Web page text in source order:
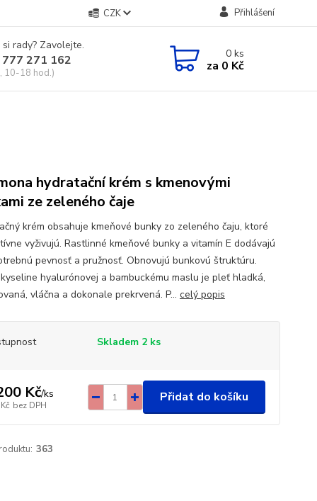
CZK Přihlášení
rady? Zavolejte.
271 162
10-18 hod.)
0ks
za 0 Kč
hydratační krém s kmenovými
ze zeleného čaje
krém obsahuje kmeňové bunky zo zeleného čaju, ktoré
vyživujú. Rastlinné kmeňové bunky a vitamín E dodávajú
pevnosť a pružnosť. Obnovujú bunkovú štruktúru.
hyalurónovej a bambuckému maslu je pleť hladká,
vláčna a dokonale prekrvená. P... celý popis
Skladem 2 ks
Kč/ks
bez DPH
Přidat do košíku
363